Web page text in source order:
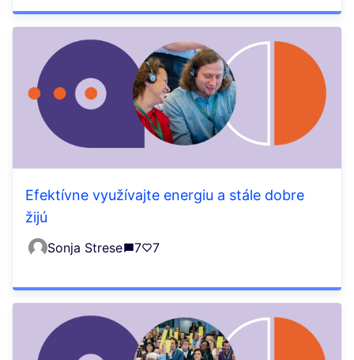
Efektívne využívajte energiu a stále dobre
žijú
Sonja Strese 7 7